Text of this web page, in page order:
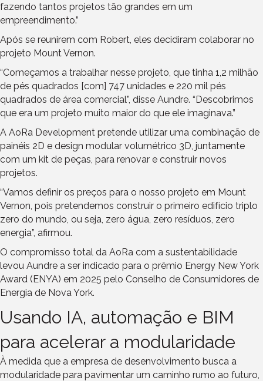
fazendo tantos projetos tão grandes em um
empreendimento.”
Após se reunirem com Robert, eles decidiram colaborar no
projeto Mount Vernon.
“Começamos a trabalhar nesse projeto, que tinha 1,2 milhão
de pés quadrados [com] 747 unidades e 220 mil pés
quadrados de área comercial”, disse Aundre. “Descobrimos
que era um projeto muito maior do que ele imaginava.”
A AoRa Development pretende utilizar uma combinação de
painéis 2D e design modular volumétrico 3D, juntamente
com um kit de peças, para renovar e construir novos
projetos.
“Vamos definir os preços para o nosso projeto em Mount
Vernon, pois pretendemos construir o primeiro edifício triplo
zero do mundo, ou seja, zero água, zero resíduos, zero
energia”, afirmou.
O compromisso total da AoRa com a sustentabilidade
levou Aundre a ser indicado para o prêmio Energy New York
Award (ENYA) em 2025 pelo Conselho de Consumidores de
Energia de Nova York.
Usando IA, automação e BIM
para acelerar a modularidade
À medida que a empresa de desenvolvimento busca a
modularidade para pavimentar um caminho rumo ao futuro,